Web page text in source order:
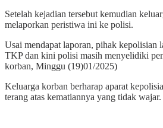
Setelah kejadian tersebut kemudian
melaporkan peristiwa ini ke polisi.
Usai mendapat laporan, pihak kepolisian
TKP dan kini polisi masih menyelidiki
korban, Minggu (19)01/2025)
Keluarga korban berharap aparat
terang atas kematiannya yang tidak wajar.